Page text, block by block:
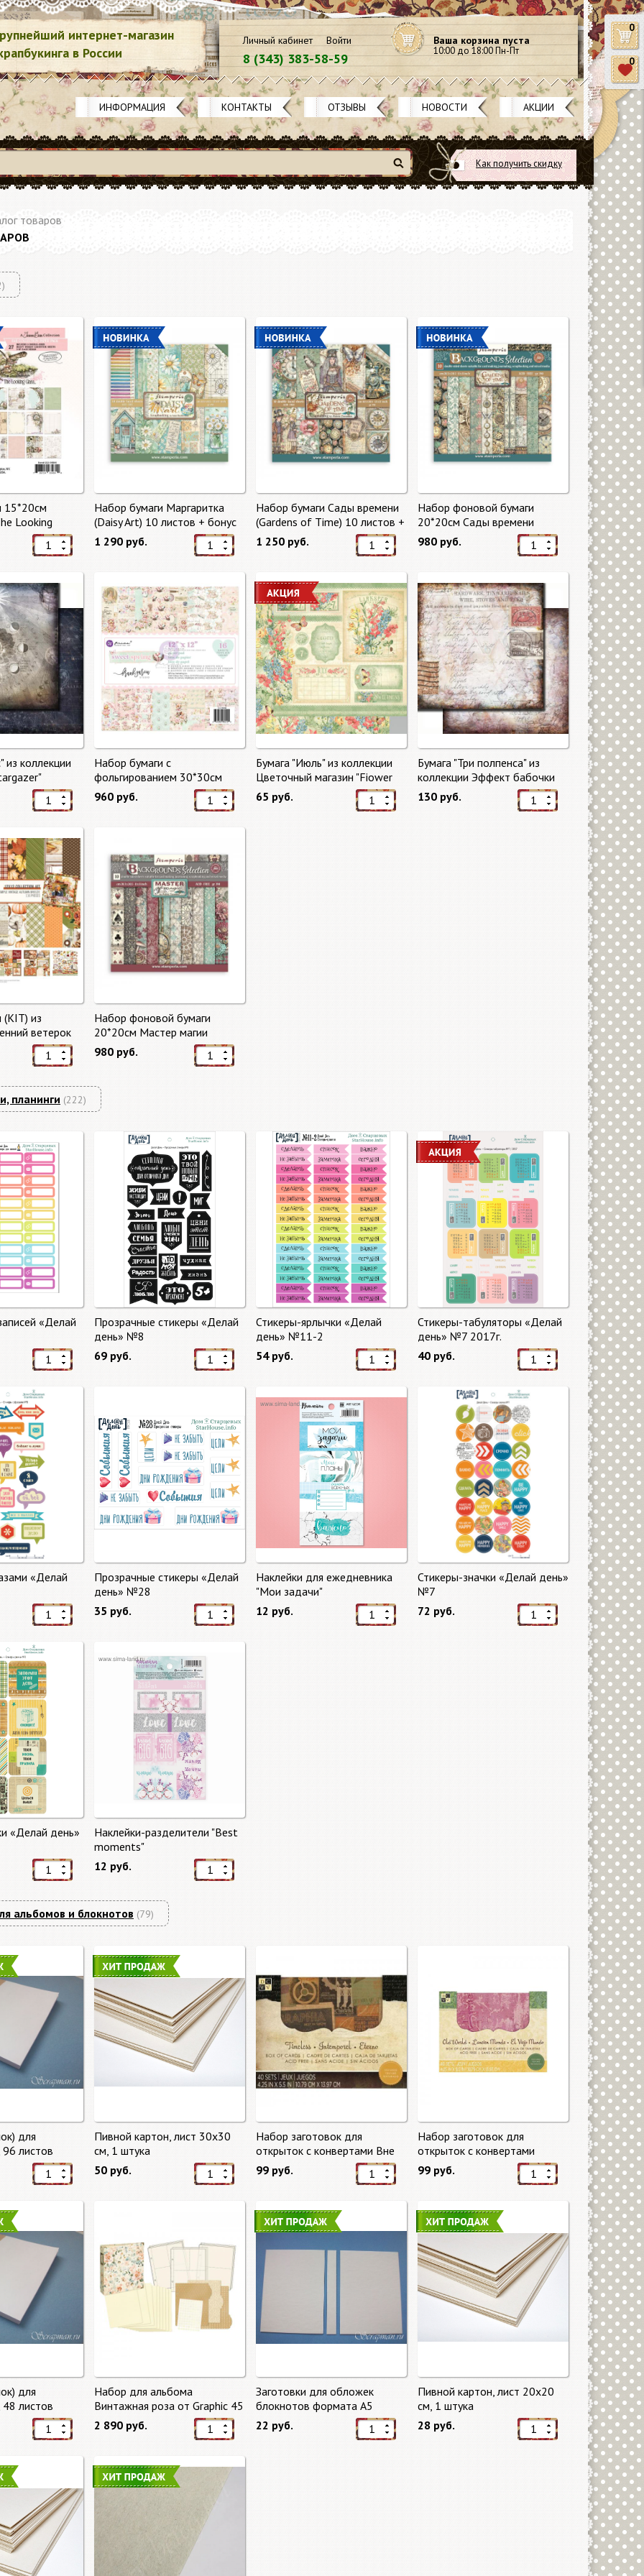
Ваша корзина пуста
10:00 до 18:00 Пн-Пт
Личный кабинет Войти
8 (343) 383-58-59
интернет-магазин
в России
ИНФОРМАЦИЯ КОНТАКТЫ ОТЗЫВЫ НОВОСТИ АКЦИИ
Как получить скидку
Найти
товаров
15*20см
Looking
от 49 Market
Набор бумаги Маргаритка
(Daisy Art) 10 листов + бонус
от Stamperia
1 290 руб.
Набор бумаги Сады времени
(Gardens of Time) 10 листов +
бонус от Stamperia
1 250 руб.
Набор фоновой бумаги
20*20см Сады времени
(Gardens of Time) 10 листов +
бонус от Stamperia
980 руб.
из коллекции
Набор бумаги с
фольгированием 30*30см
Сладкая весна "Sweet Spring"
8 листов Prima Marketing
960 руб.
Бумага "Июль" из коллекции
Цветочный магазин "Fiower
Market"
65 руб.
Бумага "Три полпенса" из
коллекции Эффект бабочки
"Butterfly Effect"
130 руб.
из
ветерок
Набор фоновой бумаги
20*20см Мастер магии
"Master of Magic" 10 листов +
бонус от Stamperia
980 руб.
планинги (222)
«Делай
Прозрачные стикеры «Делай
день» №8
69 руб.
Стикеры-ярлычки «Делай
день» №11-2
54 руб.
Стикеры-табуляторы «Делай
день» №7 2017г.
40 руб.
«Делай
Прозрачные стикеры «Делай
день» №28
35 руб.
Наклейки для ежедневника
"Мои задачи"
12 руб.
Стикеры-значки «Делай день»
№7
72 руб.
«Делай день»
Наклейки-разделители "Best
moments"
12 руб.
альбомов и блокнотов (79)
для
листов
Пивной картон, лист 30х30
cм, 1 штука
50 руб.
Набор заготовок для
открыток с конвертами Вне
времени (Timeless) от DCWV
99 руб.
Набор заготовок для
открыток с конвертами
Старый мир (Old World) от
DCWV
99 руб.
для
листов
Набор для альбома
Винтажная роза от Graphic 45
2 890 руб.
Заготовки для обложек
блокнотов формата А5
22 руб.
Пивной картон, лист 20х20
cм, 1 штука
28 руб.
0
0